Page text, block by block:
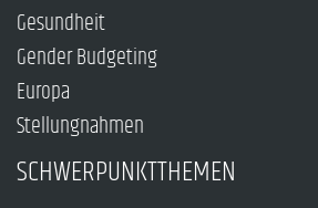
Gesundheit
Gender Budgeting
Europa
Stellungnahmen
SCHWERPUNKTTHEMEN